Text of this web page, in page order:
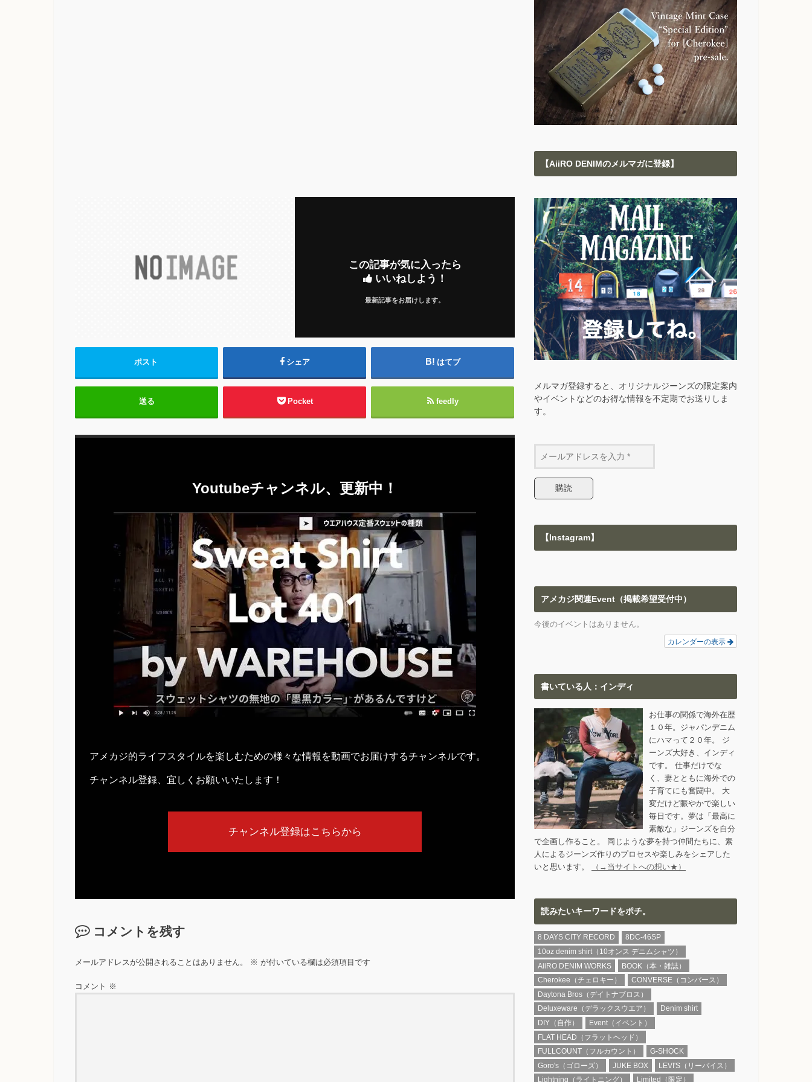
この記事が気に入ったら
いいねしよう！
最新記事をお届けします。
ポスト シェア はてブ
送る Pocket feedly
Youtubeチャンネル、更新中！
アメカジ的ライフスタイルを楽しむための様々な情報を動画でお届けするチャンネルです。
チャンネル登録、宜しくお願いいたします！
チャンネル登録はこちらから
コメントを残す
メールアドレスが公開されることはありません。 ※ が付いている欄は必須項目です
コメント ※
【AiiRO DENIMのメルマガに登録】
メルマガ登録すると、オリジナルジーンズの限定案内
やイベントなどのお得な情報を不定期でお送りしま
す。
【Instagram】
アメカジ関連Event（掲載希望受付中）
今後のイベントはありません。
カレンダーの表示
書いている人：インディ
お仕事の関係で海外在歴
１０年。ジャパンデニム
にハマって２０年。 ジ
ーンズ大好き、インディ
です。 仕事だけでな
く、妻とともに海外での
子育てにも奮闘中。 大
変だけど賑やかで楽しい
毎日です。夢は「最高に
素敵な」ジーンズを自分
で企画し作ること。 同じような夢を持つ仲間たちに、素
人によるジーンズ作りのプロセスや楽しみをシェアした
いと思います。
（→当サイトへの想い★）
読みたいキーワードをポチ。
8 DAYS CITY RECORD
8DC-46SP
10oz denim shirt（10オンス デニムシャツ）
AiiRO DENIM WORKS
BOOK（本・雑誌）
Cherokee（チェロキー）
CONVERSE（コンバース）
Daytona Bros（デイトナブロス）
Deluxeware（デラックスウエア）
Denim shirt
DIY（自作）
Event（イベント）
FLAT HEAD（フラットヘッド）
FULLCOUNT（フルカウント）
G-SHOCK
Goro's（ゴローズ）
JUKE BOX
LEVI'S（リーバイス）
Lightning（ライトニング）
Limited（限定）